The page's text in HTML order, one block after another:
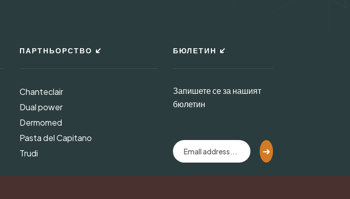
ПАРТНЬОРСТВО
Chanteclair
Dual power
Dermomed
Pasta del Capitano
Trudi
БЮЛЕТИН
Запишете се за нашият
бюлетин